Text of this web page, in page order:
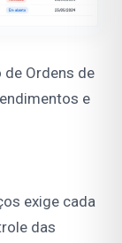
Ordens de
e
exige cada
das